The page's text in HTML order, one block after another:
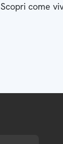
Scopri come